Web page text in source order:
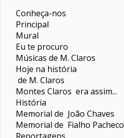
Conheça-nos
Principal
Mural
Eu te procuro
Músicas de M. Claros
Hoje na história
de M. Claros
Montes Claros era assim...
História
Memorial de João Chaves
Memorial de Fialho Pacheco